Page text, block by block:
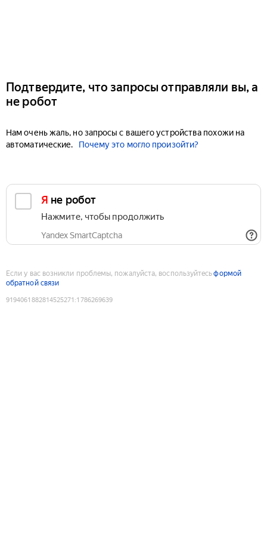
Подтвердите, что запросы отправляли вы, а
не робот
Нам очень жаль, но запросы с вашего устройства похожи на
автоматические.
Почему это могло произойти?
Я не робот
Нажмите, чтобы продолжить
Yandex SmartCaptcha
Если у вас возникли проблемы, пожалуйста, воспользуйтесьформой
обратной связи
9194061882814525271 :1786269639